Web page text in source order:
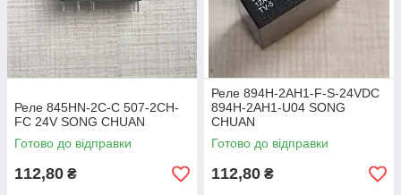
Реле 845HN-2C-C 507-2CH-
FC 24V SONG CHUAN
Готово до відправки
112,80 ₴
Реле 894H-2AH1-F-S-24VDC
894H-2AH1-U04 SONG
CHUAN
Готово до відправки
112,80 ₴